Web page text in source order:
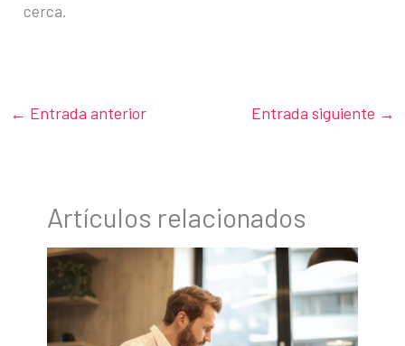
cerca.
← Entrada anterior Entrada siguiente →
Artículos relacionados